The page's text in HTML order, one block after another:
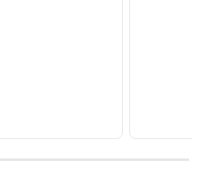
5 6 7 8 9 10